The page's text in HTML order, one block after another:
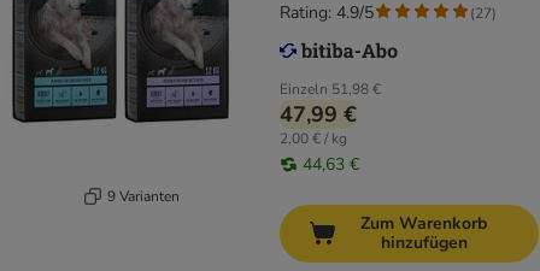
9 Varianten
Einzeln 51,98 €
47,99 €
2,00 € / kg
44,63 €
Rating: 4.9/5 (27)
Zum Warenkorb
hinzufügen